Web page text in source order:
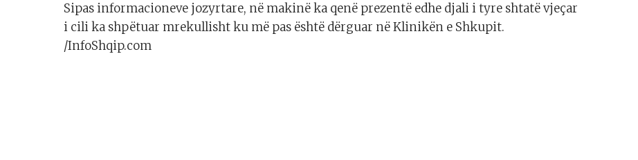
Sipas informacioneve jozyrtare, në makinë ka qenë prezentë edhe djali i tyre shtatë vjeçar
i cili ka shpëtuar mrekullisht ku më pas është dërguar në Klinikën e Shkupit.
/InfoShqip.com